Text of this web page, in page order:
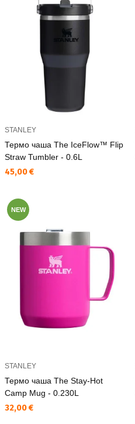
STANLEY
Термо чаша The IceFlow™ Flip
Straw Tumbler - 0.6L
Текуща цена:
45,00 €
NEW
STANLEY
Термо чаша The Stay-Hot
Camp Mug - 0.230L
Текуща цена:
32,00 €